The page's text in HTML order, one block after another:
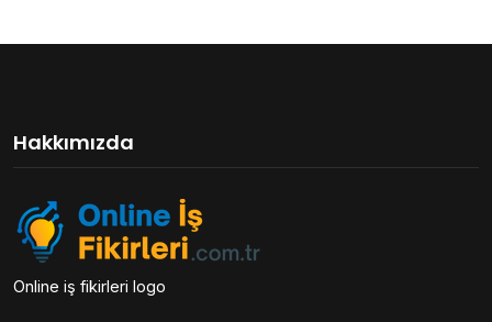
Hakkımızda
Online iş fikirleri logo